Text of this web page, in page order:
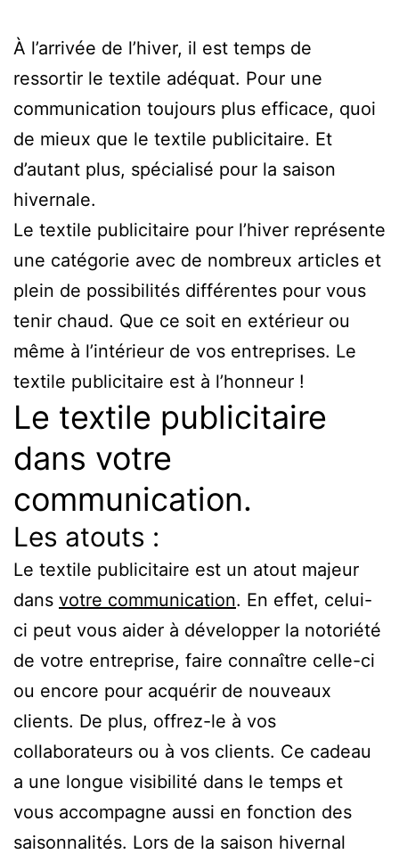
À l’arrivée de l’hiver, il est temps de
ressortir le textile adéquat. Pour une
communication toujours plus efficace, quoi
de mieux que le textile publicitaire. Et
d’autant plus, spécialisé pour la saison
hivernale.
Le textile publicitaire pour l’hiver représente
une catégorie avec de nombreux articles et
plein de possibilités différentes pour vous
tenir chaud. Que ce soit en extérieur ou
même à l’intérieur de vos entreprises. Le
textile publicitaire est à l’honneur !
Le textile publicitaire
dans votre
communication.
Les atouts :
Le textile publicitaire est un atout majeur
dans votre communication. En effet, celui-
ci peut vous aider à développer la notoriété
de votre entreprise, faire connaître celle-ci
ou encore pour acquérir de nouveaux
clients. De plus, offrez-le à vos
collaborateurs ou à vos clients. Ce cadeau
a une longue visibilité dans le temps et
vous accompagne aussi en fonction des
saisonnalités. Lors de la saison hivernal